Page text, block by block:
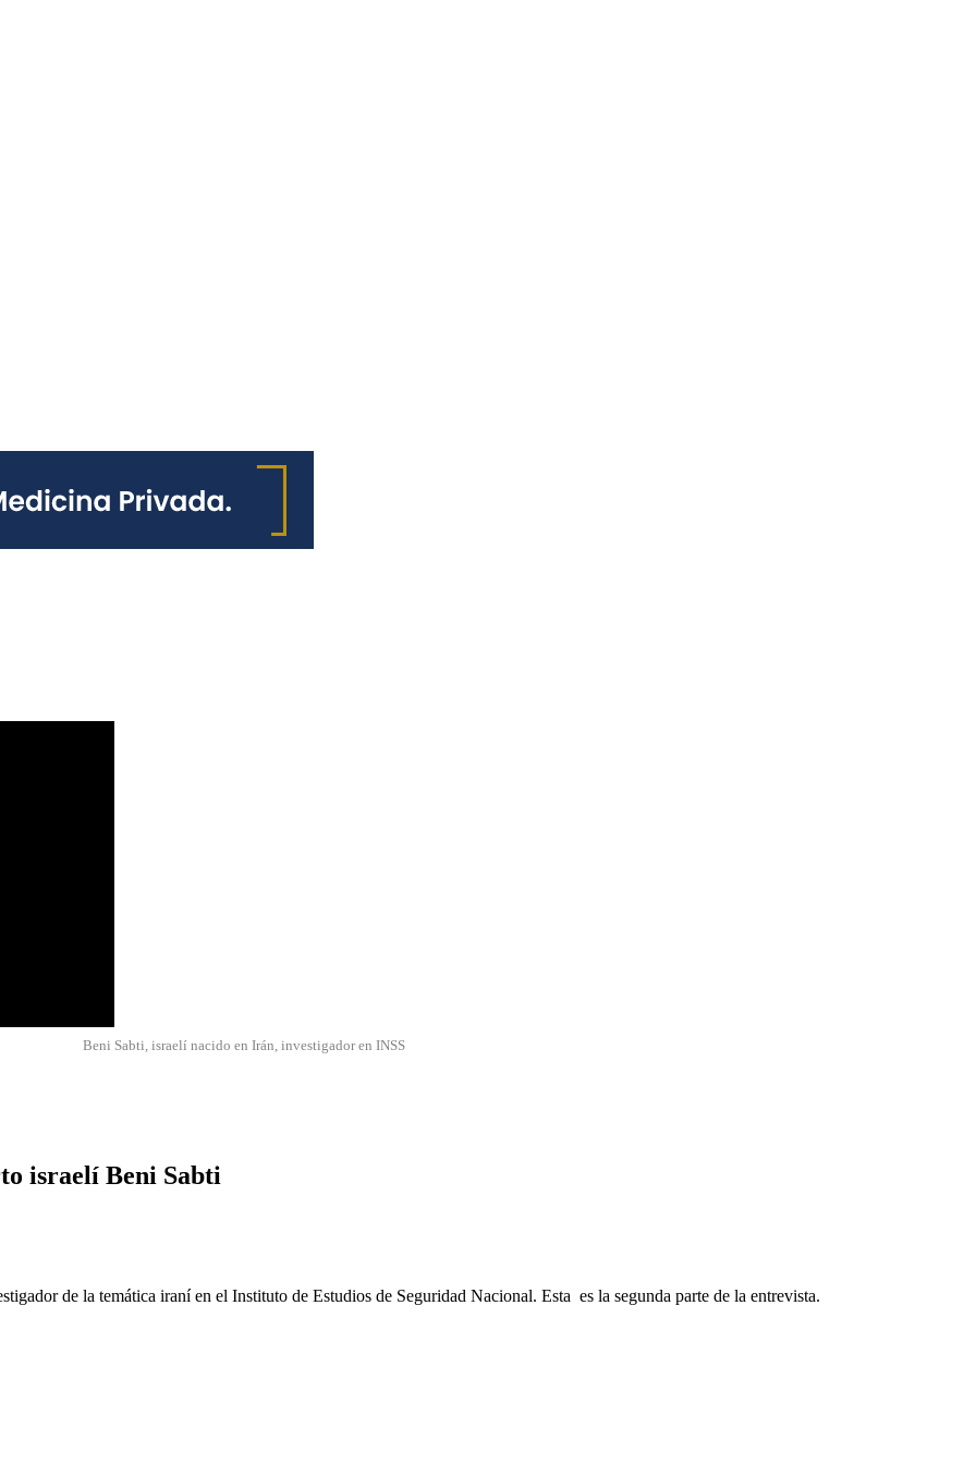
Beni Sabti, israelí nacido en Irán, investigador en INSS
israelí Beni Sabti
de la temática iraní en el Instituto de Estudios de Seguridad Nacional. Esta es la segunda parte de la entrevista.